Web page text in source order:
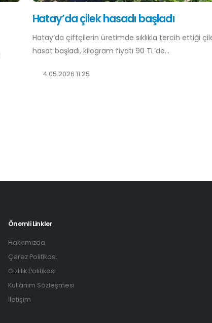
Hatay’da çilek hasadı başladı
Hatay’da çiftçilerin üretimde sıklıkla tercih ettiği
hasat başladı, kilogram fiyatı 90 TL’de...
4.05.2026 11:25
Önemli Linkler
Hakkımızda
Çerez Politikası
Gizlilik Politikası
Kullanım Sözleşmesi
İletişim